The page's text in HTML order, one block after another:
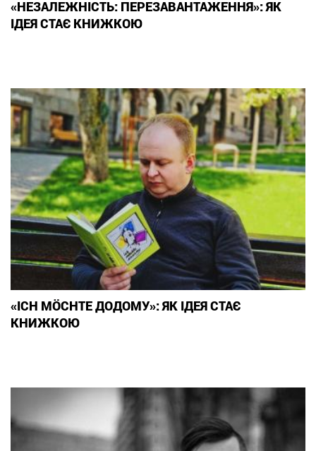
«НЕЗАЛЕЖНІСТЬ: ПЕРЕЗАВАНТАЖЕННЯ»: ЯК
ІДЕЯ СТАЄ КНИЖКОЮ
«ICH MÖCHTE ДОДОМУ»: ЯК ІДЕЯ СТАЄ
КНИЖКОЮ